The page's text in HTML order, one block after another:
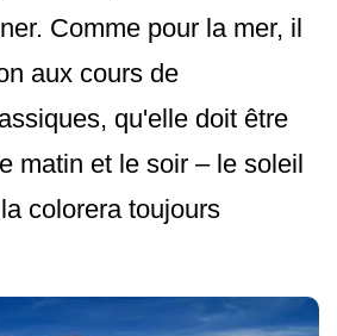
Comme pour la mer, il
aux cours de
qu'elle doit être
matin et le soir – le soleil
colorera toujours